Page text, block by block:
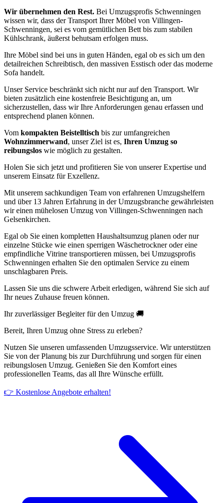
Wir übernehmen den Rest. Bei Umzugsprofis Schwenningen
wissen wir, dass der Transport Ihrer Möbel von Villingen-
Schwenningen, sei es vom gemütlichen Bett bis zum stabilen
Kühlschrank, äußerst behutsam erfolgen muss.
Ihre Möbel sind bei uns in guten Händen, egal ob es sich um den
detailreichen Schreibtisch, den massiven Esstisch oder das moderne
Sofa handelt.
Unser Service beschränkt sich nicht nur auf den Transport. Wir
bieten zusätzlich eine kostenfreie Besichtigung an, um
sicherzustellen, dass wir Ihre Anforderungen genau erfassen und
entsprechend planen können.
Vom kompakten Beistelltisch bis zur umfangreichen
Wohnzimmerwand, unser Ziel ist es, Ihren Umzug so
reibungslos wie möglich zu gestalten.
Holen Sie sich jetzt und profitieren Sie von unserer Expertise und
unserem Einsatz für Exzellenz.
Mit unserem sachkundigen Team von erfahrenen Umzugshelfern
und über 13 Jahren Erfahrung in der Umzugsbranche gewährleisten
wir einen mühelosen Umzug von Villingen-Schwenningen nach
Gelsenkirchen.
Egal ob Sie einen kompletten Haushaltsumzug planen oder nur
einzelne Stücke wie einen sperrigen Wäschetrockner oder eine
empfindliche Vitrine transportieren müssen, bei Umzugsprofis
Schwenningen erhalten Sie den optimalen Service zu einem
unschlagbaren Preis.
Lassen Sie uns die schwere Arbeit erledigen, während Sie sich auf
Ihr neues Zuhause freuen können.
Ihr zuverlässiger Begleiter für den Umzug 🚚
Bereit, Ihren Umzug ohne Stress zu erleben?
Nutzen Sie unseren umfassenden Umzugsservice. Wir unterstützen
Sie von der Planung bis zur Durchführung und sorgen für einen
reibungslosen Umzug. Genießen Sie den Komfort eines
professionellen Teams, das all Ihre Wünsche erfüllt.
👉 Kostenlose Angebote erhalten!